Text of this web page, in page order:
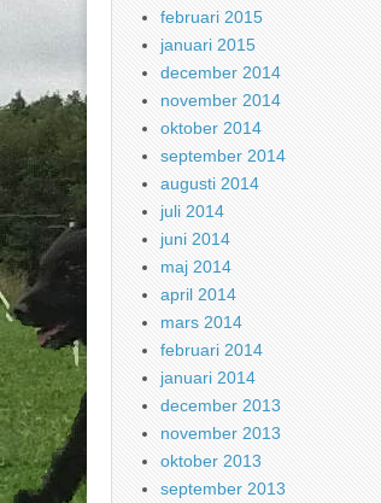
februari 2015
januari 2015
december 2014
november 2014
oktober 2014
september 2014
augusti 2014
juli 2014
juni 2014
maj 2014
april 2014
mars 2014
februari 2014
januari 2014
december 2013
november 2013
oktober 2013
september 2013